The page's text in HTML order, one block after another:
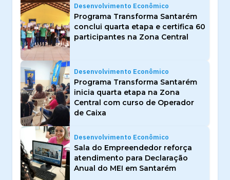
Desenvolvimento Econômico
Programa Transforma Santarém
conclui quarta etapa e certifica 60
participantes na Zona Central
Desenvolvimento Econômico
Programa Transforma Santarém
inicia quarta etapa na Zona
Central com curso de Operador
de Caixa
Desenvolvimento Econômico
Sala do Empreendedor reforça
atendimento para Declaração
Anual do MEI em Santarém